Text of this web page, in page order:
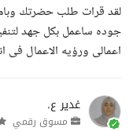
لقد قرات طلب حضرتك
جوده ساعمل بكل جهد
اعمالى ورؤيه الاعمال فى
غدير ع.
مسوق رقمي